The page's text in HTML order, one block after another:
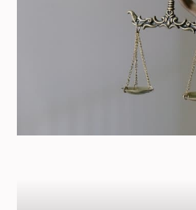
pour des dons manuels
même que les textes du
naturellement l’action en